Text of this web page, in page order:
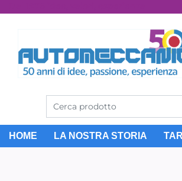
HOME LA NOSTRA STORIA